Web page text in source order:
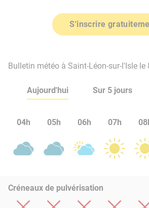
S'inscrire
Bulletin météo à Saint-Léon-sur-l'Isle le
Aujourd'hui Sur 5 jours
04h 05h 06h 07h
Créneaux de pulvérisation